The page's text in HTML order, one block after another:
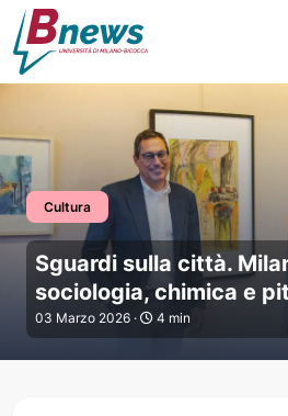
Cultura
Sguardi sulla
Sguardi sulla città.
sociologia, chimica e
03 Marzo 2026 · 4 min